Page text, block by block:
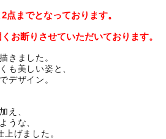
2点までとなっております。
お断りさせていただいております。
きました。
も美しい姿と、
デザイン。
え、
うな、
げました。